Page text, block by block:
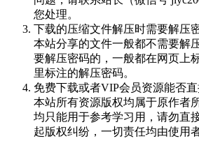
您处理。
下载的压缩文件解压时需要解压
本站分享的文件一般都不需要解
要解压密码的，一般都在网页上
里标注的解压密码。
免费下载或者VIP会员资源能否直
本站所有资源版权均属于原作者
均只能用于参考学习用，请勿直
起版权纠纷，一切责任均由使用